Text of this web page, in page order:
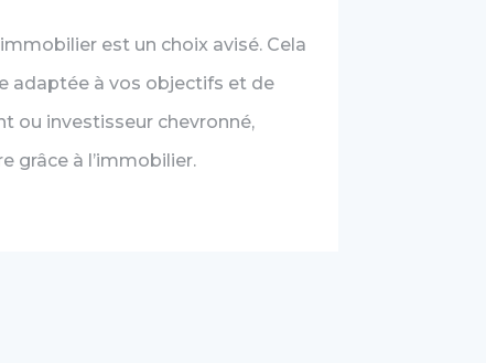
est un choix avisé. Cela
adaptée à vos objectifs et de
ou investisseur chevronné,
grâce à l’immobilier.